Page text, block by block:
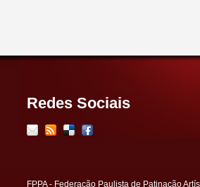
Redes Sociais
FPPA - Federação Paulista de Patinação